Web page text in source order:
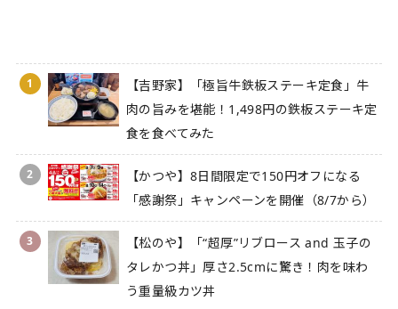
1
【吉野家】「極旨牛鉄板ステーキ定食」牛
肉の旨みを堪能！1,498円の鉄板ステーキ定
食を食べてみた
2
【かつや】8日間限定で150円オフになる
「感謝祭」キャンペーンを開催（8/7から）
3
【松のや】「“超厚”リブロース and 玉子の
タレかつ丼」厚さ2.5cmに驚き！肉を味わ
う重量級カツ丼